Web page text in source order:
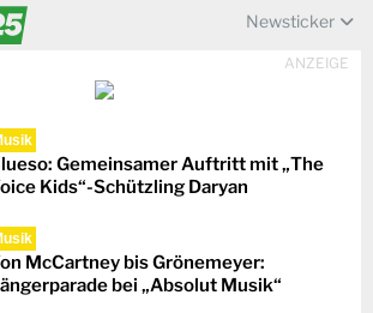
Newsticker
ANZEIGE
Gemeinsamer Auftritt mit „The
Kids“-Schützling Daryan
McCartney bis Grönemeyer:
bei „Absolut Musik“